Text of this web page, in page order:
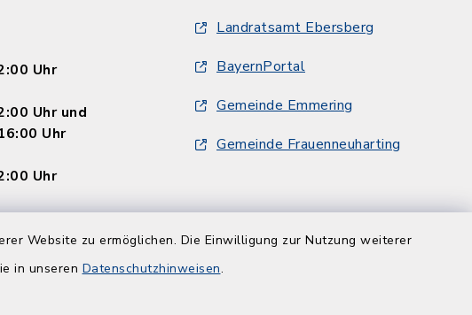
Website zu ermöglichen. Die Einwilligung zur Nutzung weiterer
in unseren Datenschutzhinweisen.
Uhr
Uhr und
Uhr
Uhr
Uhr und
Uhr
Landratsamt Ebersberg
BayernPortal
Gemeinde Emmering
Gemeinde Frauenneuharting